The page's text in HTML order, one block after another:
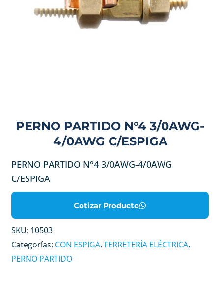
PERNO PARTIDO N°4 3/0AWG-
4/0AWG C/ESPIGA
PERNO PARTIDO N°4 3/0AWG-4/0AWG
C/ESPIGA
Cotizar Producto
SKU: 10503
Categorías: CON ESPIGA, FERRETERÍA ELÉCTRICA,
PERNO PARTIDO